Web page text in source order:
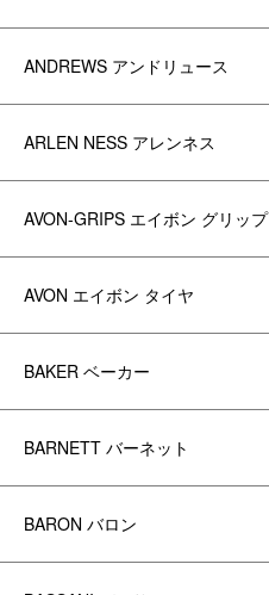
ANDREWS アンドリュース
ARLEN NESS アレンネス
AVON-GRIPS エイボン グリップ
AVON エイボン タイヤ
BAKER ベーカー
BARNETT バーネット
BARON バロン